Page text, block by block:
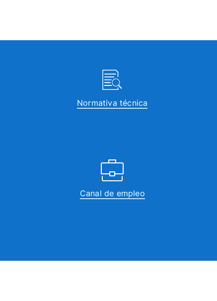
Normativa técnica
Canal de empleo